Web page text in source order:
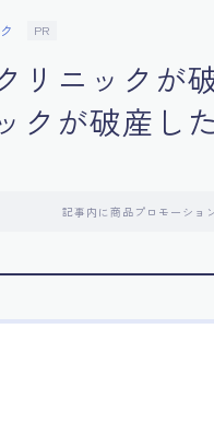
PR
リニックが
クが破産し
記事内に商品プロモーショ